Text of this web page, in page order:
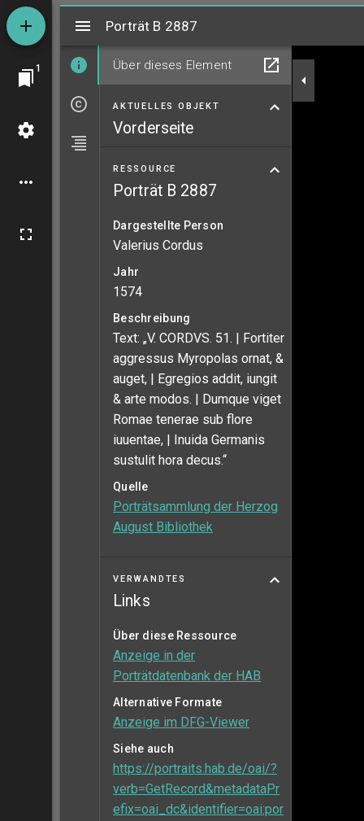
1
MiradorPorträt B 2887
Über dieses Element
AKTUELLES OBJEKT
Vorderseite
RESSOURCE
Porträt B 2887
Dargestellte Person
Valerius Cordus
Jahr
1574
Beschreibung
Text: „V. CORDVS. 51. | Fortiter
aggressus Myropolas ornat, &
auget, | Egregios addit, iungit
& arte modos. | Dumque viget
Romae tenerae sub flore
iuuentae, | Inuida Germanis
sustulit hora decus.“
Quelle
Porträtsammlung der Herzog
August Bibliothek
VERWANDTES
Links
Über diese Ressource
Anzeige in der
Porträtdatenbank der HAB
Alternative Formate
Anzeige im DFG-Viewer
Siehe auch
https://portraits.hab.de/oai/?
verb=GetRecord&metadataPr
efix=oai_dc&identifier=oai:por
Porträt B 2887